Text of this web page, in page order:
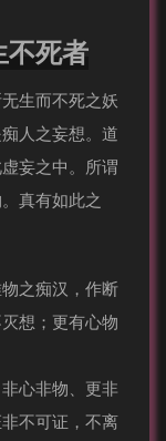
不死者
生而不死之妖
人之妄想。道
妄之中。所谓
真有如此之
之痴汉，作断
想；更有心物
心非物、更非
不可证，不离